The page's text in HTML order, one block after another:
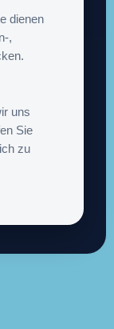
dienen
,
uns
Sie
zu